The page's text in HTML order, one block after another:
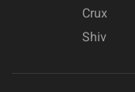
Crux
Shiv